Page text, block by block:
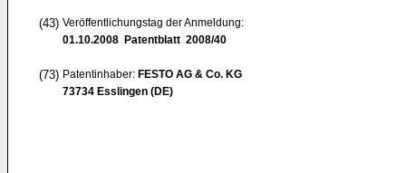
(43) Veröffentlichungstag der Anmeldung:
01.10.2008 Patentblatt 2008/40
(73) Patentinhaber: FESTO AG & Co. KG
73734 Esslingen (DE)